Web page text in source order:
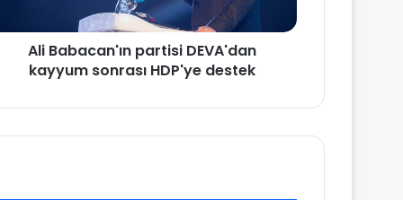
Ali Babacan'ın partisi DEVA'dan
kayyum sonrası HDP'ye destek